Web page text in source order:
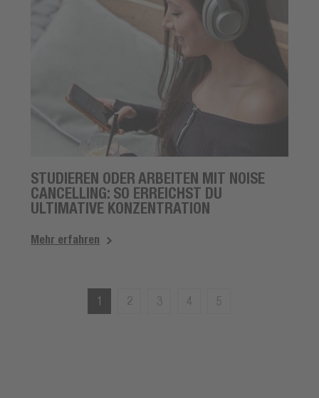
STUDIEREN ODER ARBEITEN MIT NOISE
CANCELLING: SO ERREICHST DU
ULTIMATIVE KONZENTRATION
Mehr erfahren
1 2 3 4 5